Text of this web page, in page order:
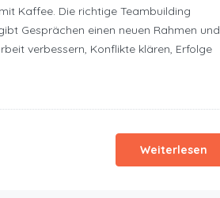
Kaffee. Die richtige Teambuilding
Gesprächen einen neuen Rahmen und
verbessern, Konflikte klären, Erfolge
Weiterlesen